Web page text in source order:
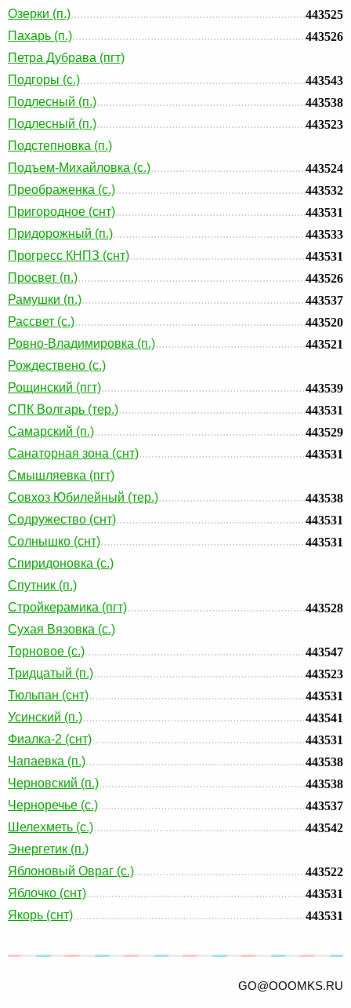
Озерки (п.)
443525
Пахарь (п.)
443526
Петра Дубрава (пгт)
Подгоры (с.)
443543
Подлесный (п.)
443538
Подлесный (п.)
443523
Подстепновка (п.)
Подъем-Михайловка (с.)
443524
Преображенка (с.)
443532
Пригородное (снт)
443531
Придорожный (п.)
443533
Прогресс КНПЗ (снт)
443531
Просвет (п.)
443526
Рамушки (п.)
443537
Рассвет (с.)
443520
Ровно-Владимировка (п.)
443521
Рождествено (с.)
Рощинский (пгт)
443539
СПК Волгарь (тер.)
443531
Самарский (п.)
443529
Санаторная зона (снт)
443531
Смышляевка (пгт)
Совхоз Юбилейный (тер.)
443538
Содружество (снт)
443531
Солнышко (снт)
443531
Спиридоновка (с.)
Спутник (п.)
Стройкерамика (пгт)
443528
Сухая Вязовка (с.)
Торновое (с.)
443547
Тридцатый (п.)
443523
Тюльпан (снт)
443531
Усинский (п.)
443541
Фиалка-2 (снт)
443531
Чапаевка (п.)
443538
Черновский (п.)
443538
Черноречье (с.)
443537
Шелехметь (с.)
443542
Энергетик (п.)
Яблоновый Овраг (с.)
443522
Яблочко (снт)
443531
Якорь (снт)
443531
GO@OOOMKS.RU